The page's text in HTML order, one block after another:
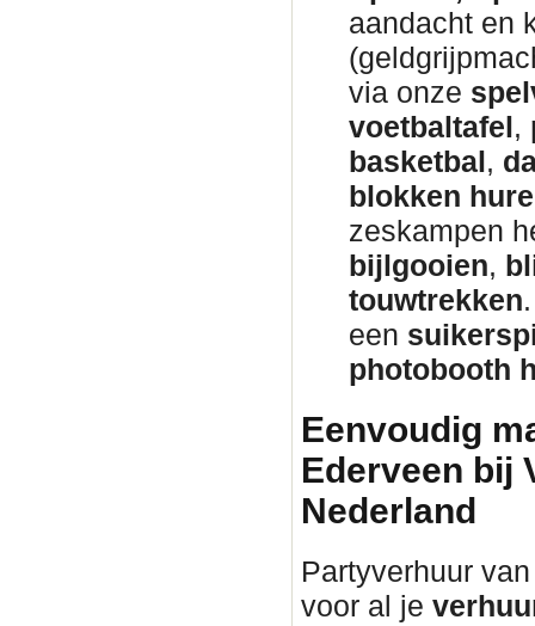
aandacht en
via onze
voetbaltafel,
basketbal,
blokken
zeskampen
bijlgooien,
touwtrekken
een
photobooth
Eenvoudig
Ederveen bij
Nederland
Partyverhuur
voor al je